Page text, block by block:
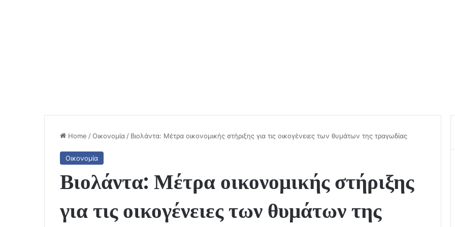
Home /Οικονομία / Βιολάντα: Μέτρα οικονομικής στήριξης για τις οικογένειες των θυμάτων της τραγωδίας
Οικονομία
Βιολάντα: Μέτρα οικονομικής στήριξης
για τις οικογένειες των θυμάτων της